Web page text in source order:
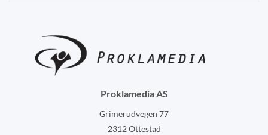
Proklamedia AS
Grimerudvegen 77
2312 Ottestad